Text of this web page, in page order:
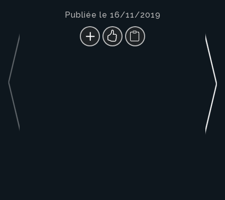
Publiée le 16/11/2019